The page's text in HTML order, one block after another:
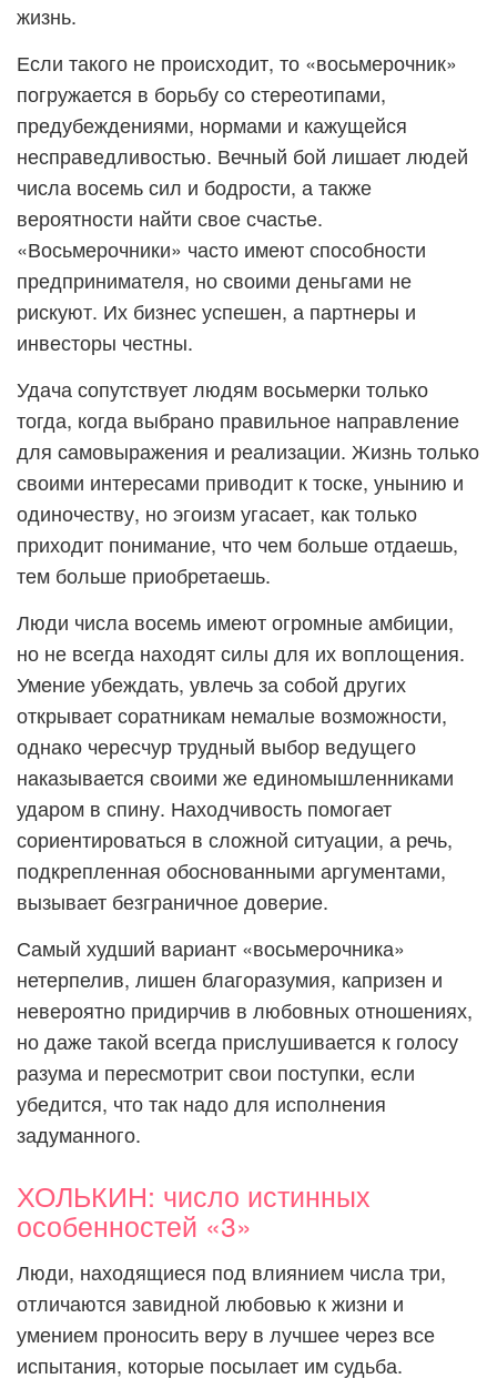
жизнь.
Если такого не происходит, то «восьмерочник»
погружается в борьбу со стереотипами,
предубеждениями, нормами и кажущейся
несправедливостью. Вечный бой лишает людей
числа восемь сил и бодрости, а также
вероятности найти свое счастье.
«Восьмерочники» часто имеют способности
предпринимателя, но своими деньгами не
рискуют. Их бизнес успешен, а партнеры и
инвесторы честны.
Удача сопутствует людям восьмерки только
тогда, когда выбрано правильное направление
для самовыражения и реализации. Жизнь только
своими интересами приводит к тоске, унынию и
одиночеству, но эгоизм угасает, как только
приходит понимание, что чем больше отдаешь,
тем больше приобретаешь.
Люди числа восемь имеют огромные амбиции,
но не всегда находят силы для их воплощения.
Умение убеждать, увлечь за собой других
открывает соратникам немалые возможности,
однако чересчур трудный выбор ведущего
наказывается своими же единомышленниками
ударом в спину. Находчивость помогает
сориентироваться в сложной ситуации, а речь,
подкрепленная обоснованными аргументами,
вызывает безграничное доверие.
Самый худший вариант «восьмерочника»
нетерпелив, лишен благоразумия, капризен и
невероятно придирчив в любовных отношениях,
но даже такой всегда прислушивается к голосу
разума и пересмотрит свои поступки, если
убедится, что так надо для исполнения
задуманного.
ХОЛЬКИН: число истинных
особенностей «3»
Люди, находящиеся под влиянием числа три,
отличаются завидной любовью к жизни и
умением проносить веру в лучшее через все
испытания, которые посылает им судьба.